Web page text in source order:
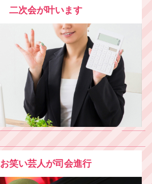
二次会が叶います
お笑い芸人が司会進行